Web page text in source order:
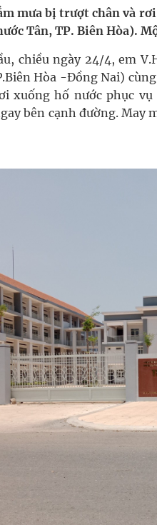
Chế Phân Tử
cứu ngoại viện toàn quốc
động lực tăng trưởng mới
sức khỏe định kỳ, khám
nách, bẹn, mông cực hiệu
mưa bị trượt chân và
Tân, TP. Biên Hòa).
chiều ngày 24/4, em
Hòa -Đồng Nai)
xuống hố nước phục
bên cạnh đường. May